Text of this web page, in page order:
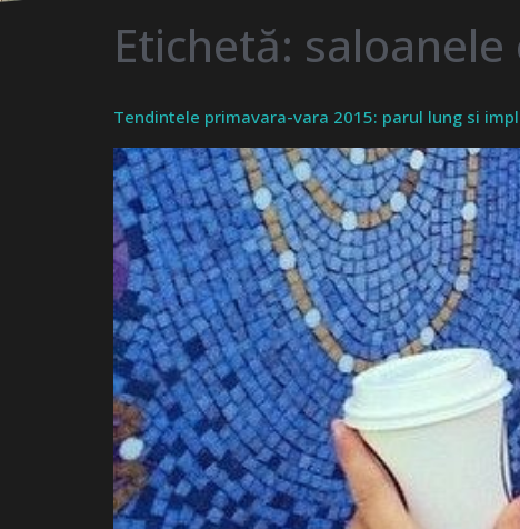
Etichetă:
Tendintele primavara-vara 2015: parul lung si